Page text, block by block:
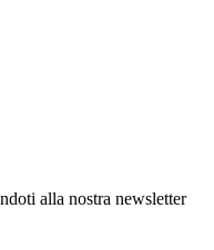
alla nostra newsletter